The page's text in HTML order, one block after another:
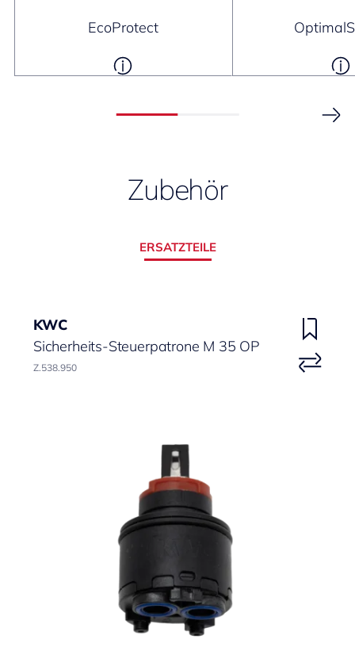
EcoProtect
Zubehör
ERSATZTEILE
KWC
Sicherheits-Steuerpatrone M 35 OP
Z.538.950